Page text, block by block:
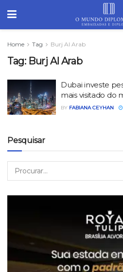
Home Tag Burj Al Arab
Tag: Burj Al Arab
Dubai investe
mais visitado do
BY FABIANA CEYHAN
Pesquisar